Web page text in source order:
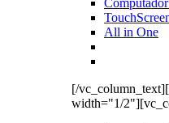
All in One
[/
width="1/